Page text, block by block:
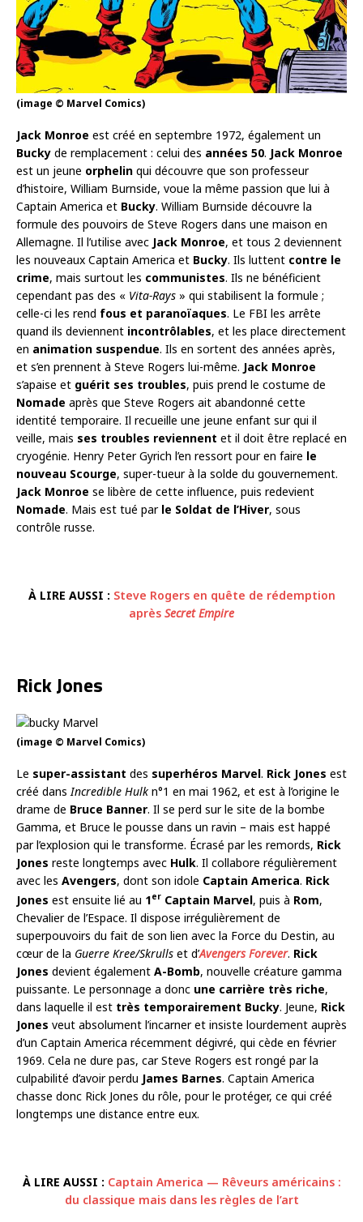
(image © Marvel Comics)
Jack Monroe est créé en septembre 1972, également un
Bucky de remplacement : celui des années 50. Jack Monroe
est un jeune orphelin qui découvre que son professeur
d’histoire, William Burnside, voue la même passion que lui à
Captain America et Bucky. William Burnside découvre la
formule des pouvoirs de Steve Rogers dans une maison en
Allemagne. Il l’utilise avec Jack Monroe, et tous 2 deviennent
les nouveaux Captain America et Bucky. Ils luttent contre le
crime, mais surtout les communistes. Ils ne bénéficient
cependant pas des « Vita-Rays » qui stabilisent la formule ;
celle-ci les rend fous et paranoïaques. Le FBI les arrête
quand ils deviennent incontrôlables, et les place directement
en animation suspendue. Ils en sortent des années après,
et s’en prennent à Steve Rogers lui-même. Jack Monroe
s’apaise et guérit ses troubles, puis prend le costume de
Nomade après que Steve Rogers ait abandonné cette
identité temporaire. Il recueille une jeune enfant sur qui il
veille, mais ses troubles reviennent et il doit être replacé en
cryogénie. Henry Peter Gyrich l’en ressort pour en faire le
nouveau Scourge, super-tueur à la solde du gouvernement.
Jack Monroe se libère de cette influence, puis redevient
Nomade. Mais est tué par le Soldat de l’Hiver, sous
contrôle russe.
À LIRE AUSSI : Steve Rogers en quête de rédemption
après Secret Empire
Rick Jones
(image © Marvel Comics)
Le super-assistant des superhéros Marvel. Rick Jones est
créé dansIncredible Hulk n°1 en mai 1962, et est à l’origine le
drame de Bruce Banner. Il se perd sur le site de la bombe
Gamma, et Bruce le pousse dans un ravin – mais est happé
par l’explosion qui le transforme. Écrasé par les remords, Rick
Jones reste longtemps avec Hulk. Il collabore régulièrement
avec les Avengers, dont son idole Captain America. Rick
Jones est ensuite lié au 1er Captain Marvel, puis à Rom,
Chevalier de l’Espace. Il dispose irrégulièrement de
superpouvoirs du fait de son lien avec la Force du Destin, au
cœur de la Guerre Kree/Skrulls et d’Avengers Forever. Rick
Jones devient également A-Bomb, nouvelle créature gamma
puissante. Le personnage a donc une carrière très riche,
dans laquelle il est très temporairement Bucky. Jeune, Rick
Jones veut absolument l’incarner et insiste lourdement auprès
d’un Captain America récemment dégivré, qui cède en février
1969. Cela ne dure pas, car Steve Rogers est rongé par la
culpabilité d’avoir perdu James Barnes. Captain America
chasse donc Rick Jones du rôle, pour le protéger, ce qui créé
longtemps une distance entre eux.
À LIRE AUSSI : Captain America — Rêveurs américains :
du classique mais dans les règles de l’art